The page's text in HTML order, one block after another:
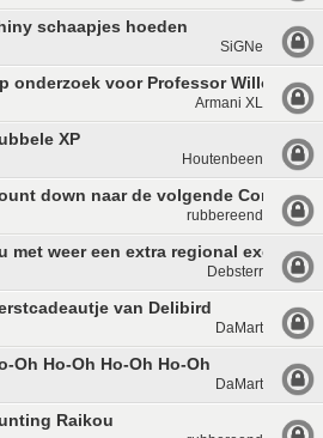
schaapjes hoeden
SiGNe
onderzoek voor Professor Willow
Armani XL
XP
Houtenbeen
down naar de volgende
rubbereend
met weer een extra regional exclusive
Debsterr
van Delibird
DaMart
Oh Ho-Oh Ho-Oh Ho-Oh
DaMart
Raikou